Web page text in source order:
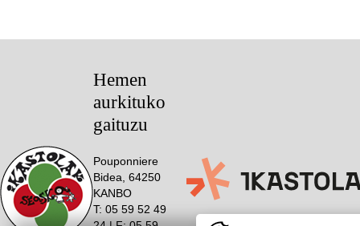
Hemen
aurkituko
gaituzu
Pouponniere
Bidea, 64250
KANBO
T: 05 59 52 49